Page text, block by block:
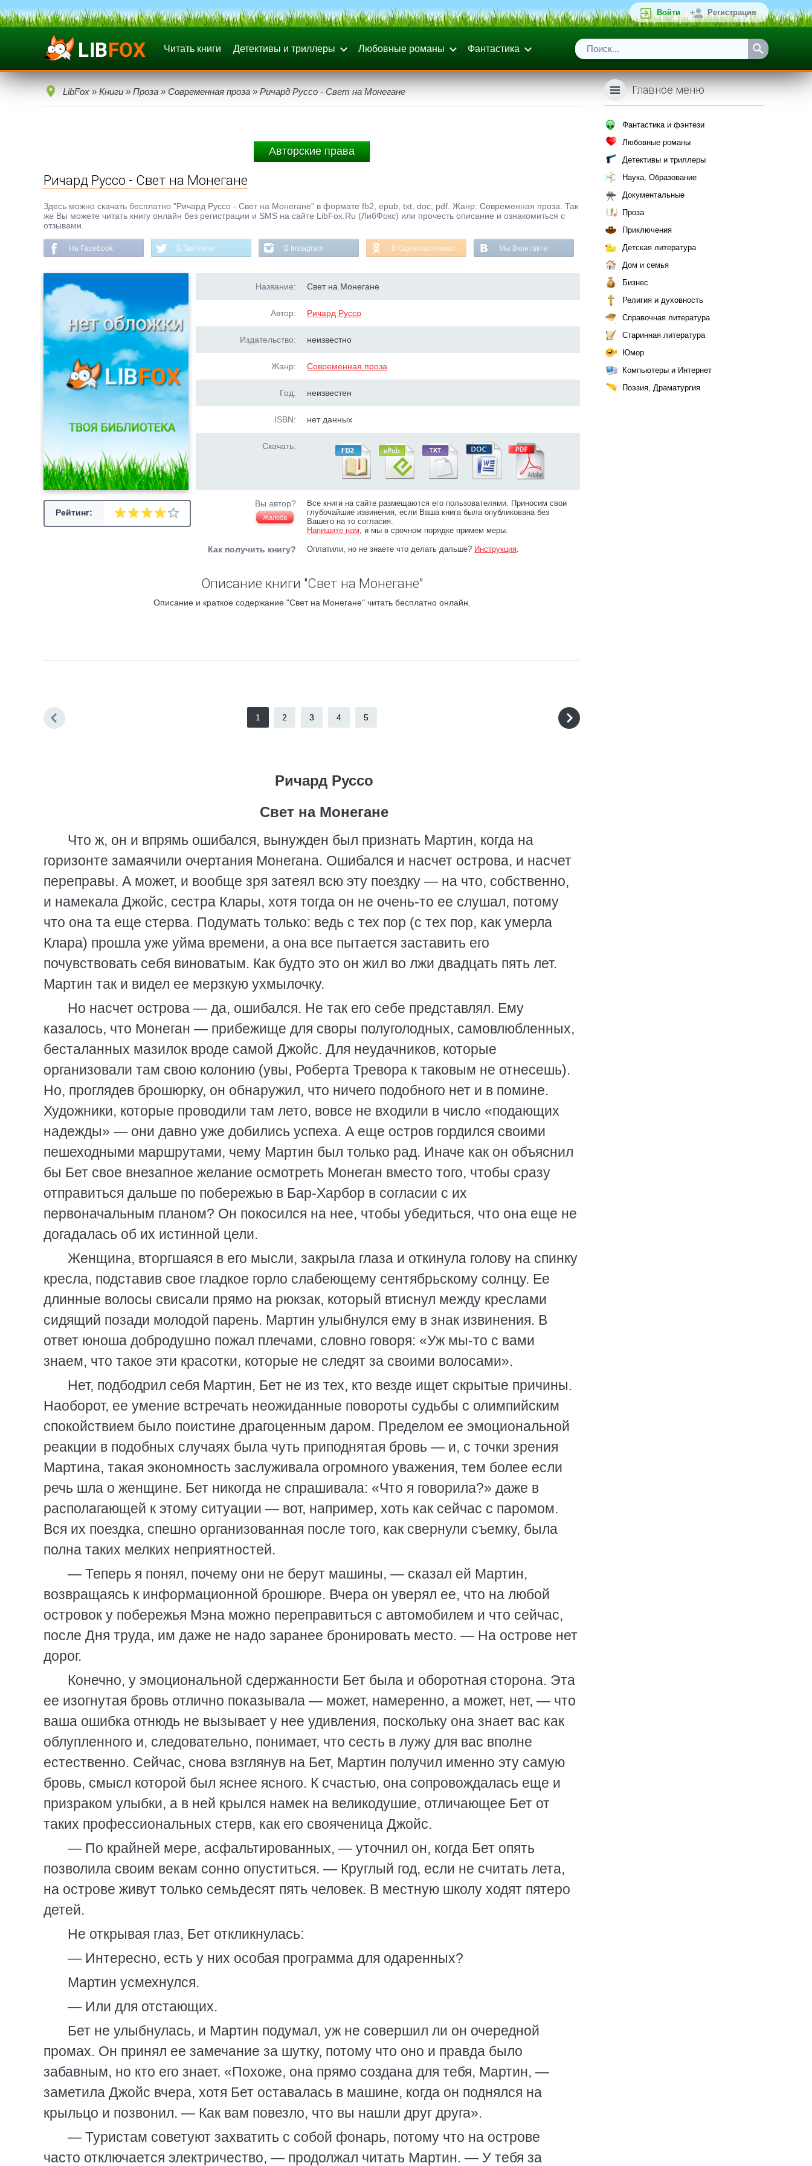
Войти Регистрация
Читать книги Детективы и триллеры Любовные романы Фантастика
LibFox » Книги » Проза » Современная проза » Ричард Руссо - Свет на Монегане
Авторские права
Ричард Руссо - Свет на Монегане
Здесь можно скачать бесплатно "Ричард Руссо - Свет на Монегане" в формате fb2, epub, txt, doc, pdf. Жанр: Современная проза. Так
же Вы можете читать книгу онлайн без регистрации и SMS на сайте LibFox.Ru (ЛибФокс) или прочесть описание и ознакомиться с
отзывами.
На Facebook В Твиттере В Instagram В Одноклассниках Мы Вконтакте
Рейтинг:
Название: Свет на Монегане
Автор: Ричард Руссо
Издательство: неизвестно
Жанр: Современная проза
Год: неизвестен
ISBN: нет данных
Скачать:
Вы автор?
Жалоба
Все книги на сайте размещаются его пользователями. Приносим свои
глубочайшие извинения, если Ваша книга была опубликована без
Вашего на то согласия.
Напишите нам, и мы в срочном порядке примем меры.
Как получить книгу? Оплатили, но не знаете что делать дальше? Инструкция.
Описание книги "Свет на Монегане"
Описание и краткое содержание "Свет на Монегане" читать бесплатно онлайн.
1 2 3 4 5
Ричард Руссо
Свет на Монегане
Что ж, он и впрямь ошибался, вынужден был признать Мартин, когда на
горизонте замаячили очертания Монегана. Ошибался и насчет острова, и насчет
переправы. А может, и вообще зря затеял всю эту поездку — на что, собственно,
и намекала Джойс, сестра Клары, хотя тогда он не очень-то ее слушал, потому
что она та еще стерва. Подумать только: ведь с тех пор (с тех пор, как умерла
Клара) прошла уже уйма времени, а она все пытается заставить его
почувствовать себя виноватым. Как будто это он жил во лжи двадцать пять лет.
Мартин так и видел ее мерзкую ухмылочку.
Но насчет острова — да, ошибался. Не так его себе представлял. Ему
казалось, что Монеган — прибежище для своры полуголодных, самовлюбленных,
бесталанных мазилок вроде самой Джойс. Для неудачников, которые
организовали там свою колонию (увы, Роберта Тревора к таковым не отнесешь).
Но, проглядев брошюрку, он обнаружил, что ничего подобного нет и в помине.
Художники, которые проводили там лето, вовсе не входили в число «подающих
надежды» — они давно уже добились успеха. А еще остров гордился своими
пешеходными маршрутами, чему Мартин был только рад. Иначе как он объяснил
бы Бет свое внезапное желание осмотреть Монеган вместо того, чтобы сразу
отправиться дальше по побережью в Бар-Харбор в согласии с их
первоначальным планом? Он покосился на нее, чтобы убедиться, что она еще не
догадалась об их истинной цели.
Женщина, вторгшаяся в его мысли, закрыла глаза и откинула голову на спинку
кресла, подставив свое гладкое горло слабеющему сентябрьскому солнцу. Ее
длинные волосы свисали прямо на рюкзак, который втиснул между креслами
сидящий позади молодой парень. Мартин улыбнулся ему в знак извинения. В
ответ юноша добродушно пожал плечами, словно говоря: «Уж мы-то с вами
знаем, что такое эти красотки, которые не следят за своими волосами».
Нет, подбодрил себя Мартин, Бет не из тех, кто везде ищет скрытые причины.
Наоборот, ее умение встречать неожиданные повороты судьбы с олимпийским
спокойствием было поистине драгоценным даром. Пределом ее эмоциональной
реакции в подобных случаях была чуть приподнятая бровь — и, с точки зрения
Мартина, такая экономность заслуживала огромного уважения, тем более если
речь шла о женщине. Бет никогда не спрашивала: «Что я говорила?» даже в
располагающей к этому ситуации — вот, например, хоть как сейчас с паромом.
Вся их поездка, спешно организованная после того, как свернули съемку, была
полна таких мелких неприятностей.
— Теперь я понял, почему они не берут машины, — сказал ей Мартин,
возвращаясь к информационной брошюре. Вчера он уверял ее, что на любой
островок у побережья Мэна можно переправиться с автомобилем и что сейчас,
после Дня труда, им даже не надо заранее бронировать место. — На острове нет
дорог.
Конечно, у эмоциональной сдержанности Бет была и оборотная сторона. Эта
ее изогнутая бровь отлично показывала — может, намеренно, а может, нет, — что
ваша ошибка отнюдь не вызывает у нее удивления, поскольку она знает вас как
облупленного и, следовательно, понимает, что сесть в лужу для вас вполне
естественно. Сейчас, снова взглянув на Бет, Мартин получил именно эту самую
бровь, смысл которой был яснее ясного. К счастью, она сопровождалась еще и
призраком улыбки, а в ней крылся намек на великодушие, отличающее Бет от
таких профессиональных стерв, как его свояченица Джойс.
— По крайней мере, асфальтированных, — уточнил он, когда Бет опять
позволила своим векам сонно опуститься. — Круглый год, если не считать лета,
на острове живут только семьдесят пять человек. В местную школу ходят пятеро
детей.
Не открывая глаз, Бет откликнулась:
— Интересно, есть у них особая программа для одаренных?
Мартин усмехнулся.
— Или для отстающих.
Бет не улыбнулась, и Мартин подумал, уж не совершил ли он очередной
промах. Он принял ее замечание за шутку, потому что оно и правда было
забавным, но кто его знает. «Похоже, она прямо создана для тебя, Мартин, —
заметила Джойс вчера, хотя Бет оставалась в машине, когда он поднялся на
крыльцо и позвонил. — Как вам повезло, что вы нашли друг друга».
— Туристам советуют захватить с собой фонарь, потому что на острове
часто отключается электричество, — продолжал читать Мартин. — У тебя за
Главное меню
Фантастика и фэнтези
Любовные романы
Детективы и триллеры
Наука, Образование
Документальные
Проза
Приключения
Детская литература
Дом и семья
Бизнес
Религия и духовность
Справочная литература
Старинная литература
Юмор
Компьютеры и Интернет
Поэзия, Драматургия